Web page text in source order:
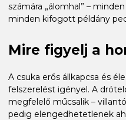
számára „álomhal” –
minden kifogott példány
Mire figyelj a
A csuka erős állkapcsa és
felszerelést igényel. A
megfelelő műcsalik –
pedig elengedhetetlenek